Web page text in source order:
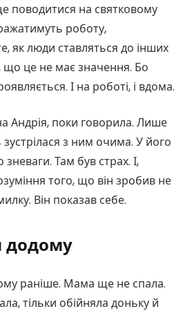
поводитися на святковому
роботу,
як люди ставляться до інших
що це не має значення. Бо
І на роботі, і вдома.
Андрія, поки говорила. Лише
з ним очима. У його
Там був страх. І,
того, що він зробив не
Він показав себе.
додому
раніше. Мама ще не спала.
тільки обійняла доньку й